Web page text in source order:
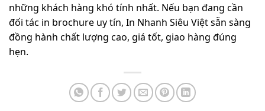
những khách hàng khó tính nhất. Nếu bạn đang cần
đối tác in brochure uy tín, In Nhanh Siêu Việt sẵn sàng
đồng hành chất lượng cao, giá tốt, giao hàng đúng
hẹn.